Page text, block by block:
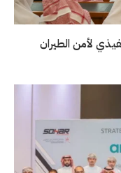
لأمن الطيران